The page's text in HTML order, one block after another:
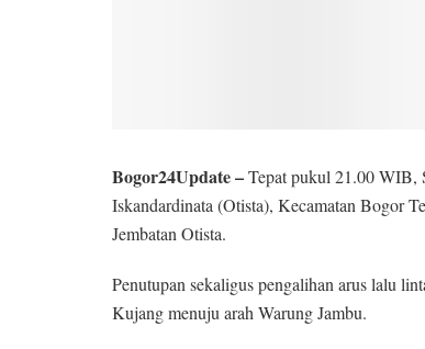
Bogor24Update –Tepat pukul 21.00 WIB,
Iskandardinata (Otista), Kecamatan Bogor
Jembatan Otista.
Penutupan sekaligus pengalihan arus lalu
Kujang menuju arah Warung Jambu.